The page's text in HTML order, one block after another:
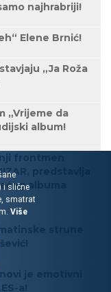
najhrabriji!
Elene Brnić!
„Ja Roža
„Vrijeme da
album!
frontmen
predstavlja
albuma
strune
je emotivni
a!
i slične
smatrat
Više